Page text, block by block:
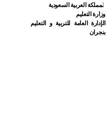
المملكة العربية السعودية
وزارة التعليم
بنجران